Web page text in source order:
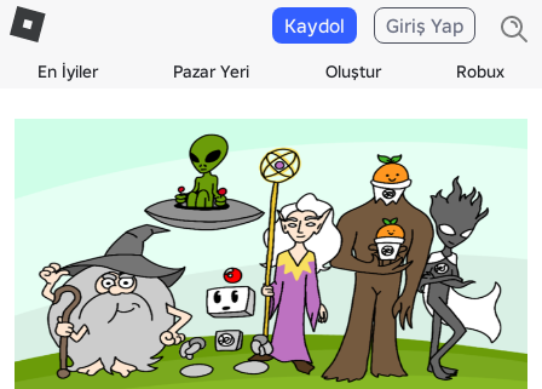
En İyiler Pazar Yeri Oluştur Robux
Kaydol Giriş Yap